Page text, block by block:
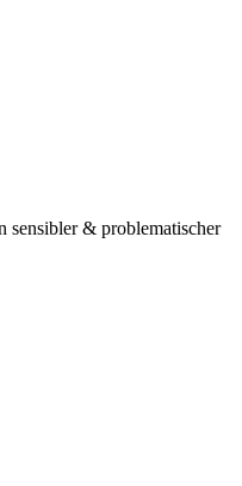
sensibler & problematischer